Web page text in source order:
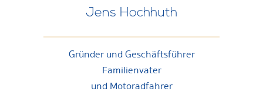
Jens Hochhuth
Gründer und Geschäftsführer
Familienvater
und Motoradfahrer